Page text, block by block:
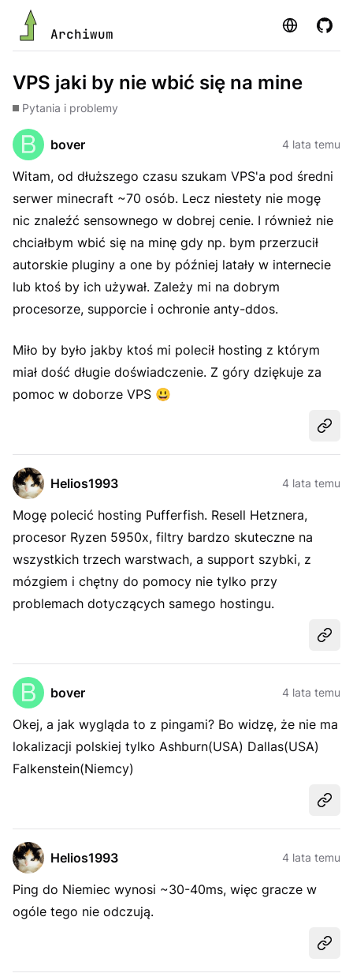
Archiwum Strona
VPS jaki by nie wbić się na mine
Pytania i problemy
bover 4 lata temu
Witam, od dłuższego czasu szukam VPS'a pod średni
serwer minecraft ~70 osób. Lecz niestety nie mogę
nic znaleźć sensownego w dobrej cenie. I również nie
chciałbym wbić się na minę gdy np. bym przerzucił
autorskie pluginy a one by później latały w internecie
lub ktoś by ich używał. Zależy mi na dobrym
procesorze, supporcie i ochronie anty-ddos.
Miło by było jakby ktoś mi polecił hosting z którym
miał dość długie doświadczenie. Z góry dziękuje za
pomoc w doborze VPS 😃
Helios1993 4 lata temu
Mogę polecić hosting Pufferfish. Resell Hetznera,
procesor Ryzen 5950x, filtry bardzo skuteczne na
wszystkich trzech warstwach, a support szybki, z
mózgiem i chętny do pomocy nie tylko przy
problemach dotyczących samego hostingu.
bover 4 lata temu
Okej, a jak wygląda to z pingami? Bo widzę, że nie ma
lokalizacji polskiej tylko Ashburn(USA) Dallas(USA)
Falkenstein(Niemcy)
Helios1993 4 lata temu
Ping do Niemiec wynosi ~30-40ms, więc gracze w
ogóle tego nie odczują.